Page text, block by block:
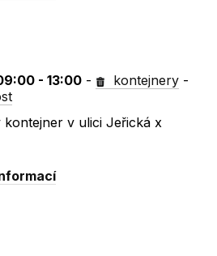
- 13:00 - kontejnery -
kontejner v ulici Jeřická x